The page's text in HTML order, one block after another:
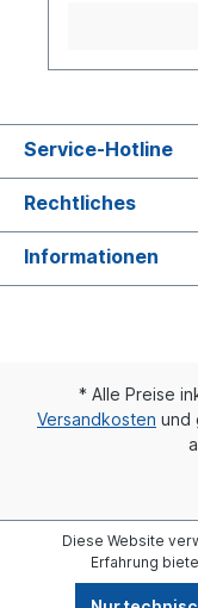
Service-Hotline
Rechtliches
Informationen
* Alle Preise
Versandkosten und
Diese Website
Erfahrung